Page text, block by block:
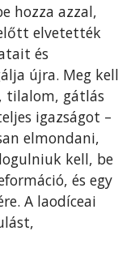
hozza azzal,
elvetették
és
újra. Meg kell
tilalom, gátlás
igazságot –
elmondani,
kell, be
és egy
A laodíceai